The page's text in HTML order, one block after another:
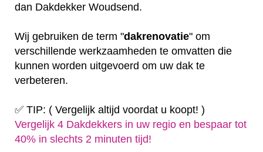
dan Dakdekker Woudsend.
Wij gebruiken de term "dakrenovatie" om
verschillende werkzaamheden te omvatten die
kunnen worden uitgevoerd om uw dak te
verbeteren.
✅ TIP: ( Vergelijk altijd voordat u koopt! )
Vergelijk 4 Dakdekkers in uw regio en bespaar tot
40% in slechts 2 minuten tijd!